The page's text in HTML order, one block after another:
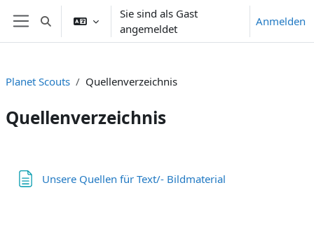
Zum Hauptinhalt
Website-Übersicht
Sucheingabe umschalten
Sie sind als Gast
angemeldet
Anmelden
Planet Scouts Quellenverzeichnis
Quellenverzeichnis
Unsere Quellen für Text/- Bildmaterial